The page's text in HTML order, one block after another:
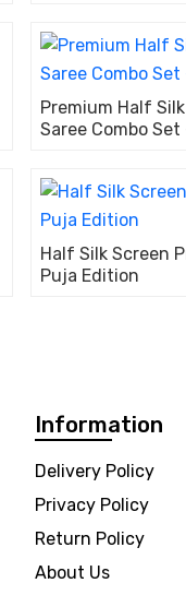
Premium Half
Saree Combo
Half Silk Screen
Puja Edition
Information
Delivery Policy
Privacy Policy
Return Policy
About Us